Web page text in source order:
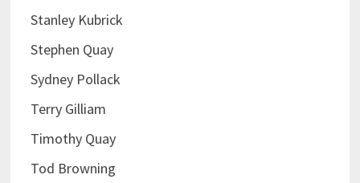
Stanley Kubrick
Stephen Quay
Sydney Pollack
Terry Gilliam
Timothy Quay
Tod Browning